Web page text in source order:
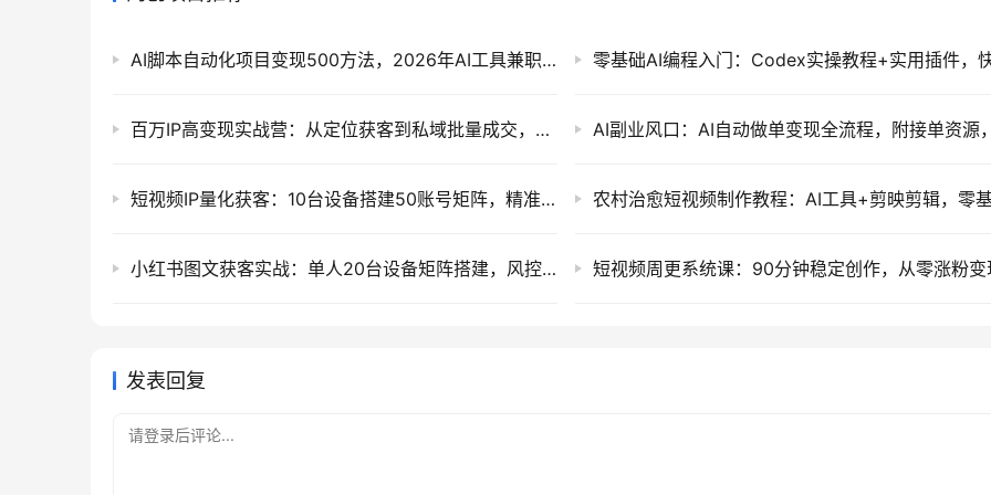
AI脚本自动化项目变现500方法，2026年AI工具兼职创业副业新风口
百万IP高变现实战营：从定位获客到私域批量成交，搭建完整商业闭环
短视频IP量化获客：10台设备搭建50账号矩阵，精准引流接单实操课
小红书图文获客实战：单人20台设备矩阵搭建，风控养号与批量引流全攻略
发表回复
请登录后评论...